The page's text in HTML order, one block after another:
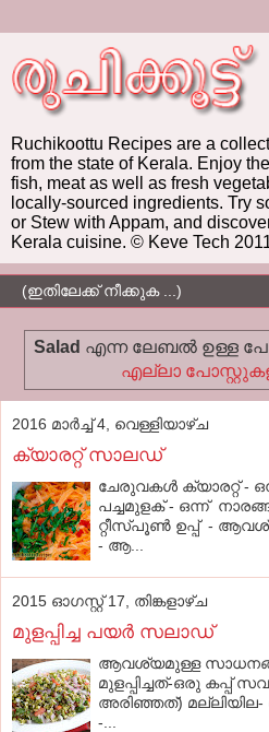
Ruchikoottu Recipes are a
from the state of Kerala. Enjoy
fish, meat as well as fresh
locally-sourced ingredients. Try
or Stew with Appam, and
Kerala cuisine. © Keve Tech
Salad എന്ന ലേബല്‍ ഉള്ള
എല്ലാ
2016 മാർച്ച് 4, വെള്ളിയാഴ്‌ച
ക്യാരറ്റ് സാലഡ്
ചേരുവകൾ ക്യാരറ്റ് -
പച്ചമുളക് - ഒന്ന്
റ്റീസ്പൂൺ ഉപ്പ് -
- ആ...
2015 ഓഗസ്റ്റ് 17, തിങ്കളാഴ്‌ച
മുളപ്പിച്ച പയര്‍ സലാഡ്‌
ആവശ്യമുള്ള
മുളപ്പിച്ചത്‌-ഒരു കപ്പ്‌
അരിഞ്ഞത്‌)
-...